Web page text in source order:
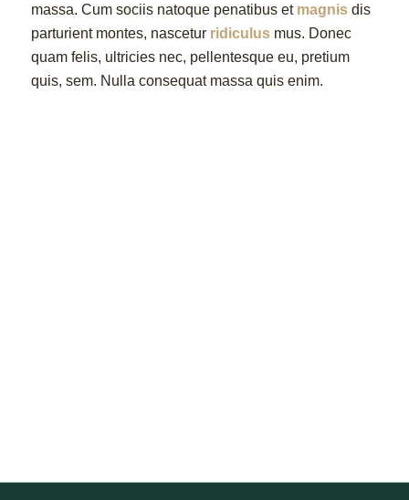
massa. Cum sociis natoque penatibus et magnisdis
parturient montes, nascetur ridiculusmus. Donec
quam felis, ultricies nec, pellentesque eu, pretium
quis, sem. Nulla consequat massa quis enim.